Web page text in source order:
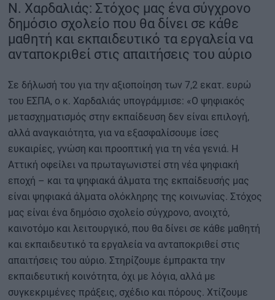
Ν. Χαρδαλιάς: Στόχος μας ένα σύγχρονο
δημόσιο σχολείο που θα δίνει σε κάθε
μαθητή και εκπαιδευτικό τα εργαλεία να
ανταποκριθεί στις απαιτήσεις του αύριο
Σε δήλωσή του για την αξιοποίηση των 7,2 εκατ. ευρώ
του ΕΣΠΑ, ο κ. Χαρδαλιάς υπογράμμισε: «Ο ψηφιακός
μετασχηματισμός στην εκπαίδευση δεν είναι επιλογή,
αλλά αναγκαιότητα, για να εξασφαλίσουμε ίσες
ευκαιρίες, γνώση και προοπτική για τη νέα γενιά. Η
Αττική οφείλει να πρωταγωνιστεί στη νέα ψηφιακή
εποχή – και τα ψηφιακά άλματα της εκπαίδευσής μας
είναι ψηφιακά άλματα ολόκληρης της κοινωνίας. Στόχος
μας είναι ένα δημόσιο σχολείο σύγχρονο, ανοιχτό,
καινοτόμο και λειτουργικό, που θα δίνει σε κάθε μαθητή
και εκπαιδευτικό τα εργαλεία να ανταποκριθεί στις
απαιτήσεις του αύριο. Στηρίζουμε έμπρακτα την
εκπαιδευτική κοινότητα, όχι με λόγια, αλλά με
συγκεκριμένες πράξεις, σχέδιο και πόρους. Χτίζουμε